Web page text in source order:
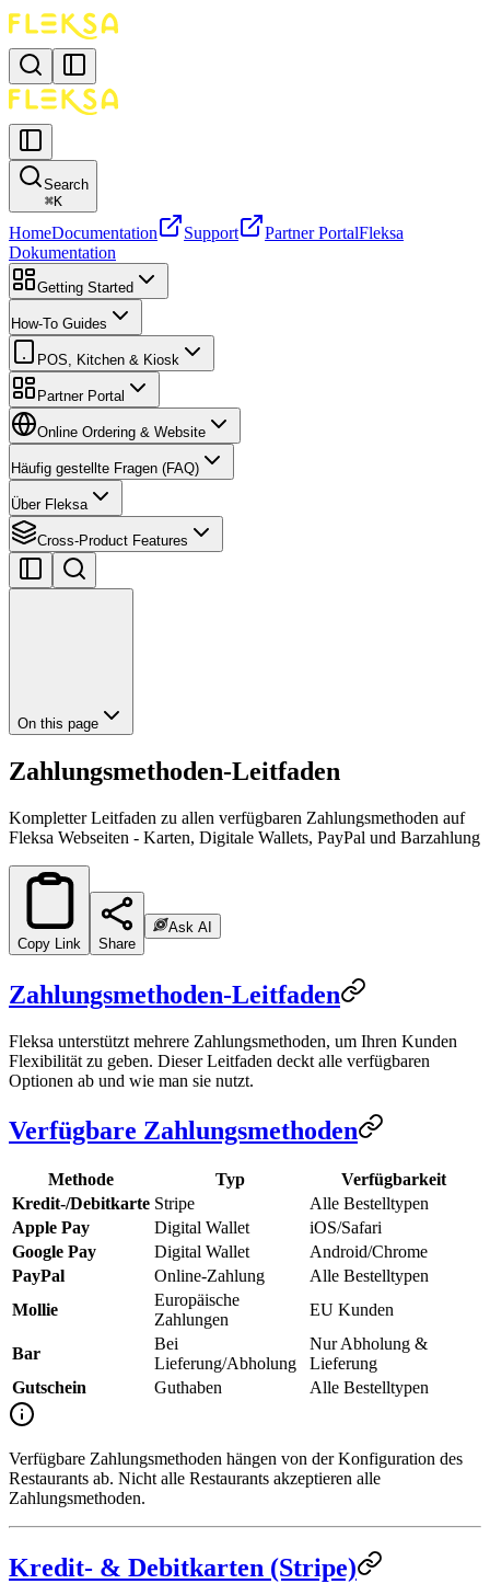
Search
⌘K
HomeDocumentation Support Partner PortalFleksa
Dokumentation
Getting Started
How-To Guides
POS, Kitchen & Kiosk
Partner Portal
Online Ordering & Website
Häufig gestellte Fragen (FAQ)
Über Fleksa
Cross-Product Features
On this page
Zahlungsmethoden-Leitfaden
Kompletter Leitfaden zu allen verfügbaren Zahlungsmethoden auf
Fleksa Webseiten - Karten, Digitale Wallets, PayPal und Barzahlung
Copy Link Share
Ask AI
Zahlungsmethoden-Leitfaden
Fleksa unterstützt mehrere Zahlungsmethoden, um Ihren Kunden
Flexibilität zu geben. Dieser Leitfaden deckt alle verfügbaren
Optionen ab und wie man sie nutzt.
Verfügbare Zahlungsmethoden
Methode Typ
Verfügbarkeit
Kredit-/Debitkarte Stripe
Alle Bestelltypen
Apple Pay
Digital Wallet
iOS/Safari
Google Pay
Digital Wallet
Android/Chrome
PayPal
Online-Zahlung
Alle Bestelltypen
Mollie
Europäische
Zahlungen
EU Kunden
Bar
Bei
Lieferung/Abholung
Nur Abholung &
Lieferung
Gutschein
Guthaben Alle Bestelltypen
Verfügbare Zahlungsmethoden hängen von der Konfiguration des
Restaurants ab. Nicht alle Restaurants akzeptieren alle
Zahlungsmethoden.
Kredit- & Debitkarten (Stripe)